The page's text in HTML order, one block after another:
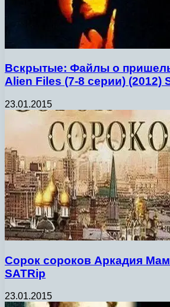
Вскрытые: Файлы о
Alien Files (7-8 серии) (2012)
23.01.2015
Сорок сороков Аркадия
SATRip
23.01.2015